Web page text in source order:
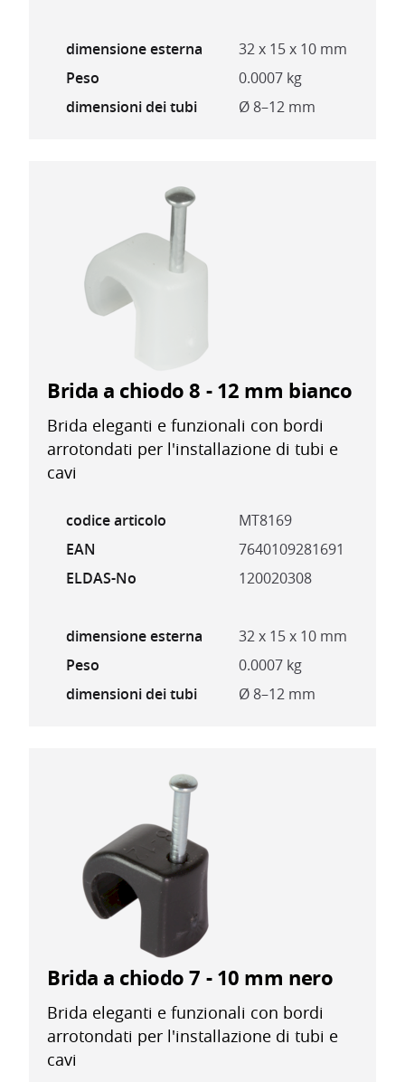
dimensione esterna
32 x 15 x 10 mm
Peso
0.0007 kg
dimensioni dei tubi
Ø 8–12 mm
Brida a chiodo 8 - 12 mm bianco
Brida eleganti e funzionali con bordi
arrotondati per l'installazione di tubi e
cavi
codice articolo
MT8169
EAN
7640109281691
ELDAS-No
120020308
dimensione esterna
32 x 15 x 10 mm
Peso
0.0007 kg
dimensioni dei tubi
Ø 8–12 mm
Brida a chiodo 7 - 10 mm nero
Brida eleganti e funzionali con bordi
arrotondati per l'installazione di tubi e
cavi